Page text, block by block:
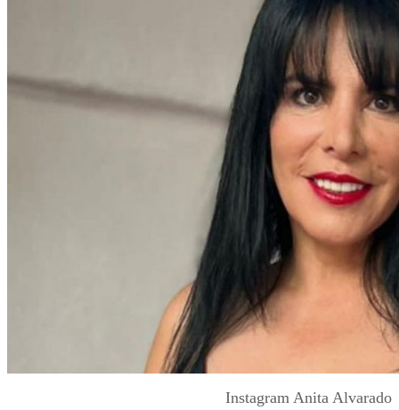
Instagram Anita Alvarado